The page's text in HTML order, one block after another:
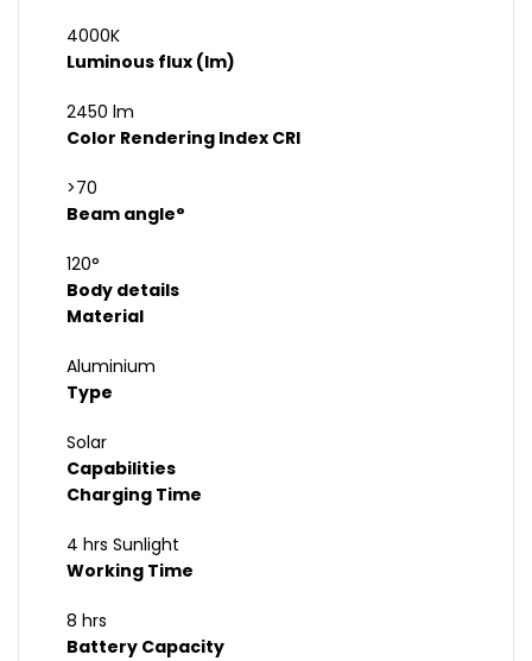
4000K
Luminous flux (lm)
2450 lm
Color Rendering Index CRI
>70
Beam angle°
120°
Body details
Material
Aluminium
Type
Solar
Capabilities
Charging Time
4 hrs Sunlight
Working Time
8 hrs
Battery Capacity